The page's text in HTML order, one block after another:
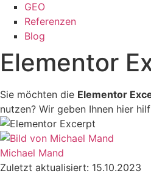
GEO
Referenzen
Blog
Elementor
Sie möchten die Elementor
nutzen? Wir geben Ihnen hier
Michael Mand
Zuletzt aktualisiert: 15.10.2023